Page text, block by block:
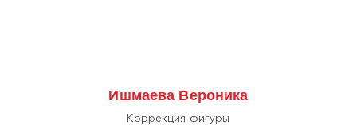
Ишмаева Вероника
Коррекция фигуры